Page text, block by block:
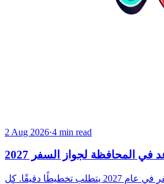
2 Aug 2026·4 min read
في المحافظة لجواز السفر 2027
الحصول على جواز سفر في عام 2027 يتطلب تخطيطًا دقيقًا. كل